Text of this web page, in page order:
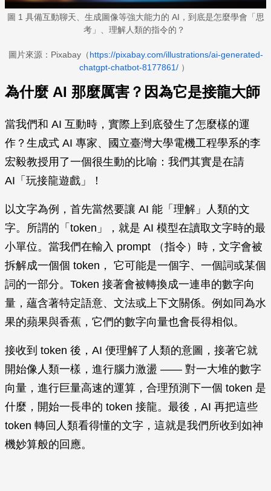
圖 1 具備互動聊天、生成圖像等強大能力的 AI，到底是怎麼學會「思
考」、理解人類的指令的？
圖片來源：Pixabay（https://pixabay.com/illustrations/ai-generated-
chatgpt-chatbot-8177861/ ）
為什麼 AI 那麼厲害？因為它是接龍大師
當我們和 AI 互動時，實際上到底發生了怎麼樣的運
作？生成式 AI 專家、國立臺灣大學電機工程學系的李
宏毅教授用了一個很生動的比喻：我們其實是在請
AI「玩接龍遊戲」！
以文字為例，首先當然要讓 AI 能「理解」人類的文
字。所謂的「token」，就是 AI 模型在讀取文字時的最
小單位。當我們在輸入 prompt （指令）時，文字會被
拆解成一個個 token， 它可能是一個字、一個詞或某個
詞的一部分。Token 接著會被轉換成一連串的數字向
量，蘊含著特定語意、文法或上下文關係。例如同為水
果的蘋果與香蕉，它們的數字向量也會長得相似。
接收到 token 後，AI 便理解了人類的意圖，接著它就
開始像人類一樣，進行腦力激盪 —— 對一大堆的數字
向量，進行巨量高速的運算，合理預測下一個 token 是
什麼，開始一長串的 token 接龍。最後，AI 再把這些
token 轉回人類看得懂的文字，這就是我們所收到如神
機妙算般的回應。